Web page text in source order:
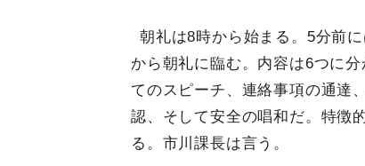
朝礼は8時から始まる。5分前
から朝礼に臨む。内容は6つに
てのスピーチ、連絡事項の通達
認、そして安全の唱和だ。特徴
る。市川課長は言う。